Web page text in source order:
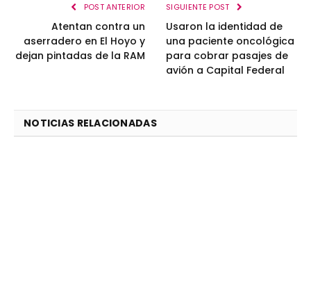
POST ANTERIOR
Atentan contra un
aserradero en El Hoyo y
dejan pintadas de la RAM
SIGUIENTE POST
Usaron la identidad de
una paciente oncológica
para cobrar pasajes de
avión a Capital Federal
NOTICIAS RELACIONADAS